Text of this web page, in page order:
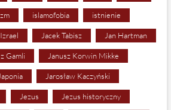
islamofobia istnienie
Izrael Jacek Tabisz Jan Hartman
z Gamli Janusz Korwin Mikke
Japonia Jarosław Kaczyński
Jezus Jezus historyczny